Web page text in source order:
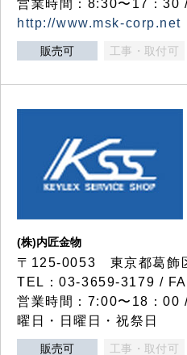
営業時間：8:30〜17：30
http://www.msk-corp.net
販売可 工事・取付可
(株)内匠金物
〒125-0053 東京都葛飾
TEL：03-3659-3179 /
営業時間：7:00〜18：00
曜日・日曜日・祝祭日
販売可 工事・取付可